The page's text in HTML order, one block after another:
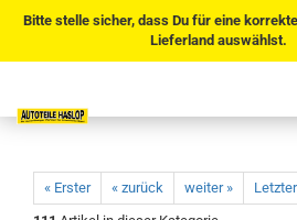
Bitte stelle sicher, dass Du für eine
Lieferland auswählst.
« Erster « zurück weiter »